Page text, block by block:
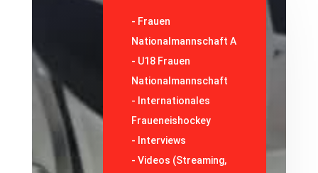
- Frauen
Nationalmannschaft A
- U18 Frauen
Nationalmannschaft
- Internationales
Fraueneishockey
- Interviews
-Videos (Streaming,